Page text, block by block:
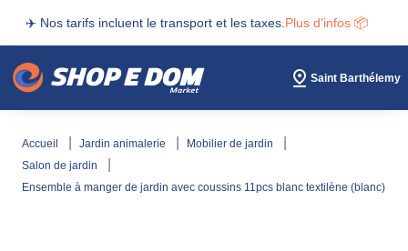
✈️ Nos tarifs incluent le transport et les taxes. Plus d'infos 📦
Saint Barthélemy
accueil jardin animalerie
mobilier de jardin
salon de jardin
ensemble à manger de jardin avec coussins 11pcs blanc textilène (blanc)